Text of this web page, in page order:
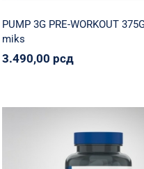
PUMP 3G PRE-WORKOUT
miks
3.490,00 рсд